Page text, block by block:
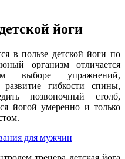
йоги
в пользе детской йоги по
организм отличается
выборе упражнений,
гибкости спины,
позвоночный столб,
йогой умеренно и только
для мужчин